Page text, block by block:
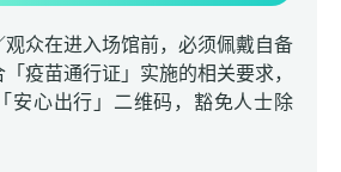
众在进入场馆前，必须佩戴自备
疫苗通行证」实施的相关要求，
安心出行」二维码，豁免人士除